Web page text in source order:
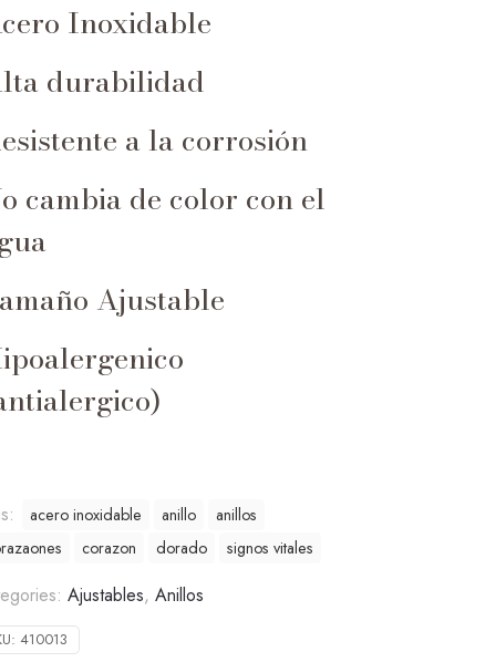
Inoxidable
durabilidad
a la corrosión
cambia de color con el
Ajustable
acero inoxidable anillo
anillos
corazon dorado signos vitales
Ajustables, Anillos
410013